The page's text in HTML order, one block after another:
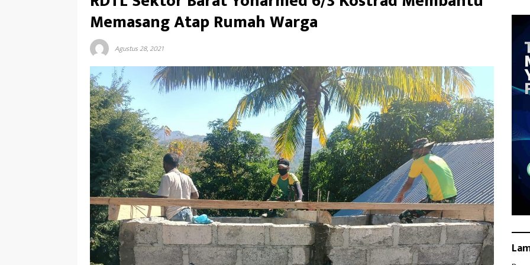
Memasang Atap Rumah Warga
Agustus 28, 2021